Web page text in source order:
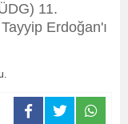
11.
Erdoğan'ı